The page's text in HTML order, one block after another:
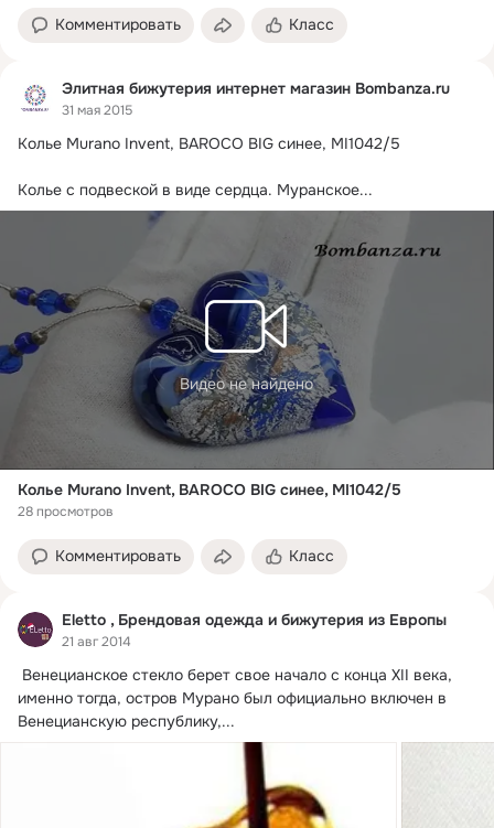
Комментировать Класс
Элитная бижутерия интернет магазин Bombanza.ru
31 мая 2015
Колье Murano Invent, BAROCO BIG синее, MI1042/5
Колье с подвеской в виде сердца. Муранское...
Видео не найдено
Колье Murano Invent, BAROCO BIG синее, MI1042/5
28 просмотров
Комментировать Класс
Eletto , Брендовая одежда и бижутерия из Европы
21 авг 2014
Венецианское стекло берет свое начало с конца XII века,
именно тогда, остров Мурано был официально включен в
Венецианскую республику,...